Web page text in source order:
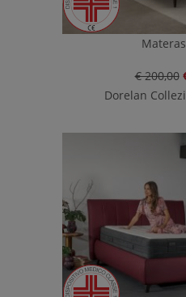
€ 200,00
Dorelan